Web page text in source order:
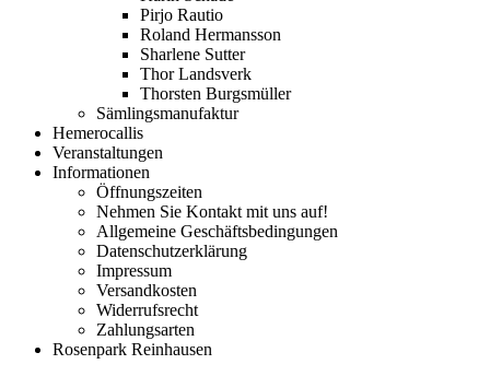
Pirjo Rautio
Roland Hermansson
Sharlene Sutter
Thor Landsverk
Thorsten Burgsmüller
Sämlingsmanufaktur
Hemerocallis
Veranstaltungen
Informationen
Öffnungszeiten
Nehmen Sie Kontakt mit uns auf!
Allgemeine Geschäftsbedingungen
Datenschutzerklärung
Impressum
Versandkosten
Widerrufsrecht
Zahlungsarten
Rosenpark Reinhausen